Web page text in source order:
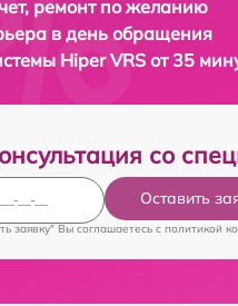
ремонт по желанию
в день обращения
Hiper VRS от 35
со
Оставить
заявку" Вы соглашаетесь c политикой